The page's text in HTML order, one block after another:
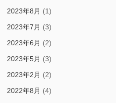
2023年8月 (1)
2023年7月 (3)
2023年6月 (2)
2023年5月 (3)
2023年2月 (2)
2022年8月 (4)